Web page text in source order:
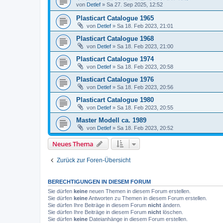
von Detlef » Sa 27. Sep 2025, 12:52
Plasticart Catalogue 1965
von Detlef » Sa 18. Feb 2023, 21:01
Plasticart Catalogue 1968
von Detlef » Sa 18. Feb 2023, 21:00
Plasticart Catalogue 1974
von Detlef » Sa 18. Feb 2023, 20:58
Plasticart Catalogue 1976
von Detlef » Sa 18. Feb 2023, 20:56
Plasticart Catalogue 1980
von Detlef » Sa 18. Feb 2023, 20:55
Master Modell ca. 1989
von Detlef » Sa 18. Feb 2023, 20:52
Neues Thema
Zurück zur Foren-Übersicht
BERECHTIGUNGEN IN DIESEM FORUM
Sie dürfen keine neuen Themen in diesem Forum erstellen.
Sie dürfen keineAntworten zu Themen in diesem Forum erstellen.
Sie dürfen Ihre Beiträge in diesem Forum nicht ändern.
Sie dürfen Ihre Beiträge in diesem Forum nicht löschen.
Sie dürfen keine Dateianhänge in diesem Forum erstellen.